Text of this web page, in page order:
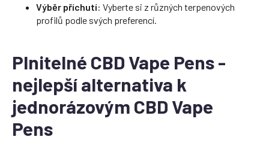
Výběr příchutí: Vyberte si z různých terpenových
profilů podle svých preferencí.
Plnitelné CBD Vape Pens -
nejlepší alternativa k
jednorázovým CBD Vape
Pens